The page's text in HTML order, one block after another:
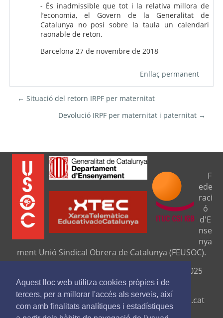
Aquest lloc web utilitza cookies pròpies i de
tercers, per a millorar l'accés als serveis, així
com amb finalitats analítiques i estadístiques
- És inadmissible que tot i la relativa millora de
l’economia, el Govern de la Generalitat de
Catalunya no posi sobre la taula un calendari
raonable de reton.
Barcelona 27 de novembre de 2018
Enllaç permanent
← Situació del retorn IRPF per maternitat
Devolució IRPF per maternitat i paternitat →
F
ede
raci
ó
d'E
nse
nya
ment Unió Sindical Obrera de Catalunya (FEUSOC).
Seu central: C/ Travessera de Gràcia, 276 (08025
Barcelona).
Telf. 93 329 8111. Fax. 9329 84 16www.feusoc.cat
feusoc@feusoc.cat